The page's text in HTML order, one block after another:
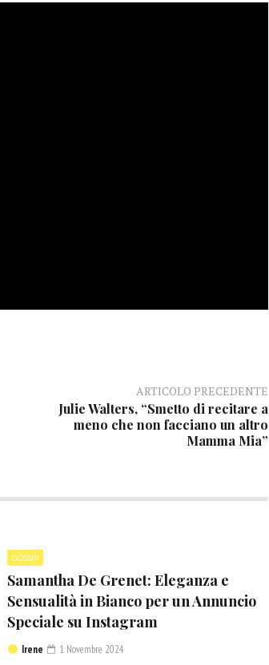
ARTICOLO PRECEDENTE
Julie Walters, “Smetto di recitare a
meno che non facciano un altro
Mamma Mia”
GOSSIP
Samantha De Grenet: Eleganza e
Sensualità in Bianco per un Annuncio
Speciale su Instagram
Irene 1 Novembre 2024